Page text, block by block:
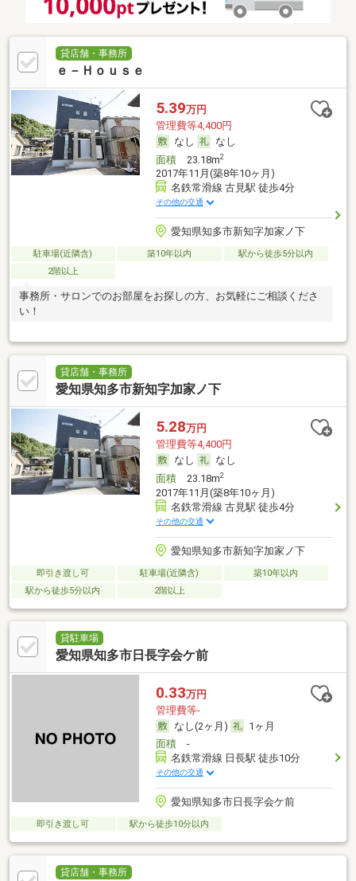
貸店舗・事務所
ｅ－Ｈｏｕｓｅ
5.39万円
管理費等4,400円
なし
なし
面積23.18m2
2017年11月(築8年10ヶ月)
名鉄常滑線 古見駅 徒歩4分
その他の交通
愛知県知多市新知字加家ノ下
駐車場(近隣含) 築10年以内
駅から徒歩5分以内
2階以上
事務所・サロンでのお部屋をお探しの方、お気軽にご相談くださ
い！
貸店舗・事務所
愛知県知多市新知字加家ノ下
5.28万円
管理費等4,400円
なし
なし
面積23.18m2
2017年11月(築8年10ヶ月)
名鉄常滑線 古見駅 徒歩4分
その他の交通
愛知県知多市新知字加家ノ下
即引き渡し可 駐車場(近隣含)
築10年以内
駅から徒歩5分以内
2階以上
貸駐車場
愛知県知多市日長字会ケ前
0.33万円
管理費等-
なし(2ヶ月)
1ヶ月
面積-
名鉄常滑線 日長駅 徒歩10分
その他の交通
愛知県知多市日長字会ケ前
即引き渡し可 駅から徒歩10分以内
貸店舗・事務所